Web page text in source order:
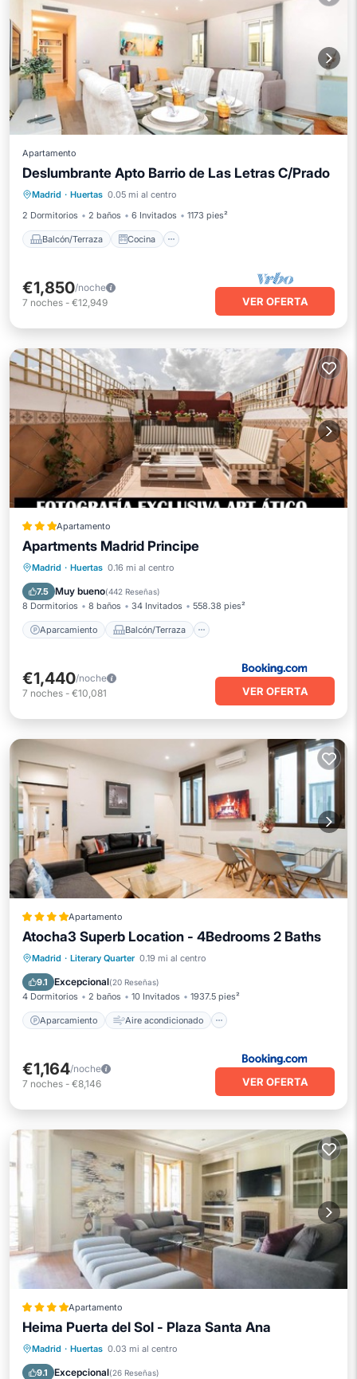
Apartamento
Deslumbrante Apto Barrio de Las Letras C/Prado
Madrid · Huertas 0.05 mi al centro
2 Dormitorios
2 baños 6 Invitados 1173 pies²
Balcón/Terraza Cocina
Balcón/Terraza
Cocina
Aire acondicionado
€1,850/noche
7 noches - €12,949 VER OFERTA
Apartamento
Apartments Madrid Principe
Madrid · Huertas 0.16 mi al centro
7.5 Muy bueno(442 Reseñas)
8 Dormitorios 8 baños 34 Invitados 558.38 pies²
Aparcamiento Balcón/Terraza
Aparcamiento
Balcón/Terraza
Aire acondicionado
€1,440/noche
7 noches - €10,081 VER OFERTA
Apartamento
Atocha3 Superb Location - 4Bedrooms 2 Baths
Madrid · Literary Quarter 0.19 mi al centro
9.1 Excepcional(20 Reseñas)
4 Dormitorios 2 baños 10 Invitados 1937.5 pies²
Aparcamiento Aire acondicionado
Aparcamiento
Aire acondicionado
Internet
Se admiten mascotas
€1,164/noche
7 noches - €8,146 VER OFERTA
Apartamento
Heima Puerta del Sol - Plaza Santa Ana
Madrid · Huertas 0.03 mi al centro
9.1 Excepcional(26 Reseñas)
Aire acondicionado
Apto para niños